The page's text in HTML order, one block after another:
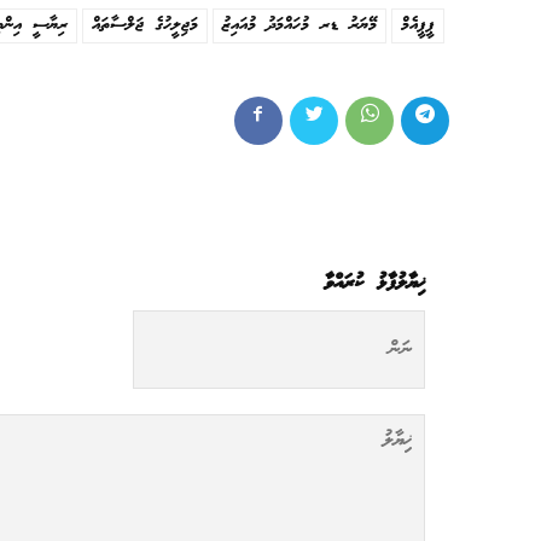
ރިޔާސީ މަޖިލީހުގެ ޖަލްސާތައް މޭޔަރު ޑރ މުހައްމަދު މުއައިޒު ޕީޕީއެމް
ޚިޔާލުފާޅު ކުރައްވާ